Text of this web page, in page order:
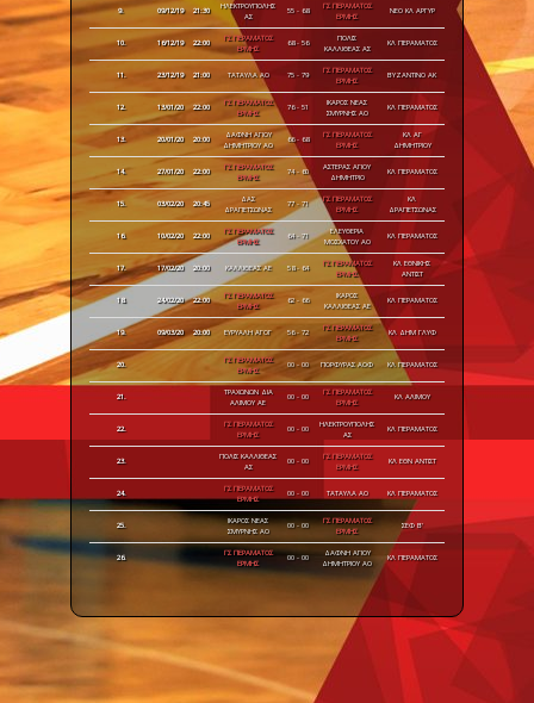
9. 09/12/19 21:30
ΗΛΕΚΤΡΟΥΠΟΛΗΣ
ΑΣ
55 - 68
ΓΣ ΠΕΡΑΜΑΤΟΣ
ΕΡΜΗΣ
ΝΕΟ ΚΛ ΑΡΓΥΡ
10. 16/12/19 22:00
ΓΣ ΠΕΡΑΜΑΤΟΣ
ΕΡΜΗΣ
68 - 56
ΠΟΛΙΣ
ΚΑΛΛΙΘΕΑΣ ΑΣ
ΚΛ ΠΕΡΑΜΑΤΟΣ
11. 23/12/19 21:00 ΤΑΤΑΥΛΑ ΑΟ 75 - 79
ΓΣ ΠΕΡΑΜΑΤΟΣ
ΕΡΜΗΣ
ΒΥΖΑΝΤΙΝΟ ΑΚ
12. 13/01/20 22:00
ΓΣ ΠΕΡΑΜΑΤΟΣ
ΕΡΜΗΣ
76 - 51
ΙΚΑΡΟΣ ΝΕΑΣ
ΣΜΥΡΝΗΣ ΑΟ
ΚΛ ΠΕΡΑΜΑΤΟΣ
13. 20/01/20 20:00
ΔΑΦΝΗ ΑΓΙΟΥ
ΔΗΜΗΤΡΙΟΥ ΑΟ
66 - 68
ΓΣ ΠΕΡΑΜΑΤΟΣ
ΕΡΜΗΣ
ΚΛ ΑΓ
ΔΗΜΗΤΡΙΟΥ
14. 27/01/20 22:00
ΓΣ ΠΕΡΑΜΑΤΟΣ
ΕΡΜΗΣ
74 - 60
ΑΣΤΕΡΑΣ ΑΓΙΟΥ
ΔΗΜΗΤΡΙΟ
ΚΛ ΠΕΡΑΜΑΤΟΣ
15. 03/02/20 20:45
ΔΑΣ
ΔΡΑΠΕΤΣΩΝΑΣ
77 - 71
ΓΣ ΠΕΡΑΜΑΤΟΣ
ΕΡΜΗΣ
ΚΛ
ΔΡΑΠΕΤΣΩΝΑΣ
16. 10/02/20 22:00
ΓΣ ΠΕΡΑΜΑΤΟΣ
ΕΡΜΗΣ
64 - 71
ΕΛΕΥΘΕΡΙΑ
ΜΟΣΧΑΤΟΥ ΑΟ
ΚΛ ΠΕΡΑΜΑΤΟΣ
17. 17/02/20 20:00 ΚΑΛΛΙΘΕΑΣ ΑΕ 58 - 64
ΓΣ ΠΕΡΑΜΑΤΟΣ
ΕΡΜΗΣ
ΚΛ ΕΘΝΙΚΗΣ
ΑΝΤΙΣΤ
18. 24/02/20 22:00
ΓΣ ΠΕΡΑΜΑΤΟΣ
ΕΡΜΗΣ
62 - 66
ΙΚΑΡΟΣ
ΚΑΛΛΙΘΕΑΣ ΑΕ
ΚΛ ΠΕΡΑΜΑΤΟΣ
19. 09/03/20 20:00 ΕΥΡΥΑΛΗ ΑΓΟΓ 56 - 72
ΓΣ ΠΕΡΑΜΑΤΟΣ
ΕΡΜΗΣ
ΚΛ ΔΗΜ ΓΛΥΦ
20.
ΓΣ ΠΕΡΑΜΑΤΟΣ
ΕΡΜΗΣ
00 - 00 ΠΟΡΦΥΡΑΣ ΑΟΦ ΚΛ ΠΕΡΑΜΑΤΟΣ
21.
ΤΡΑΧΩΝΩΝ ΔΙΑ
ΑΛΙΜΟΥ ΑΕ
00 - 00
ΓΣ ΠΕΡΑΜΑΤΟΣ
ΕΡΜΗΣ
ΚΛ ΑΛΙΜΟΥ
22.
ΓΣ ΠΕΡΑΜΑΤΟΣ
ΕΡΜΗΣ
00 - 00
ΗΛΕΚΤΡΟΥΠΟΛΗΣ
ΑΣ
ΚΛ ΠΕΡΑΜΑΤΟΣ
23.
ΠΟΛΙΣ ΚΑΛΛΙΘΕΑΣ
ΑΣ
00 - 00
ΓΣ ΠΕΡΑΜΑΤΟΣ
ΕΡΜΗΣ
ΚΛ ΕΘΝ ΑΝΤΙΣΤ
24.
ΓΣ ΠΕΡΑΜΑΤΟΣ
ΕΡΜΗΣ
00 - 00 ΤΑΤΑΥΛΑ ΑΟ ΚΛ ΠΕΡΑΜΑΤΟΣ
25.
ΙΚΑΡΟΣ ΝΕΑΣ
ΣΜΥΡΝΗΣ ΑΟ
00 - 00
ΓΣ ΠΕΡΑΜΑΤΟΣ
ΕΡΜΗΣ
ΣΕΦ Β'
26.
ΓΣ ΠΕΡΑΜΑΤΟΣ
ΕΡΜΗΣ
00 - 00
ΔΑΦΝΗ ΑΓΙΟΥ
ΔΗΜΗΤΡΙΟΥ ΑΟ
ΚΛ ΠΕΡΑΜΑΤΟΣ